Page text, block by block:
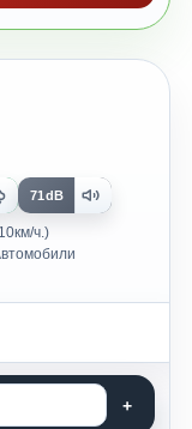
71dB
ч.)